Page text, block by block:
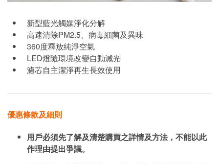
新型藍光觸媒淨化分解
高速清除PM2.5、病毒細菌及異味
360度釋放純淨空氣
LED燈隨環境改變自動減光
濾芯自主潔淨再生長效使用
優惠條款及細則
用戶必須先了解及清楚購買之詳情及方法，不能以此
作理由提出爭議。